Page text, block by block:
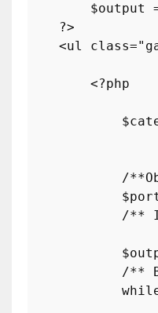
        $
output
    ?>
    <
ul class="
        <?
php
            $
            /**
            $
            /**
            $
            /**